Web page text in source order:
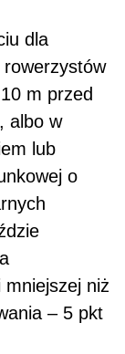
dla
m przed
albo w
lub
o
mniejszej niż
– 5 pkt